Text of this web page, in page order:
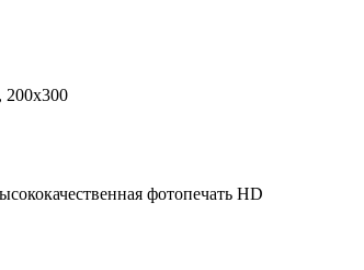
200x300
фотопечать HD